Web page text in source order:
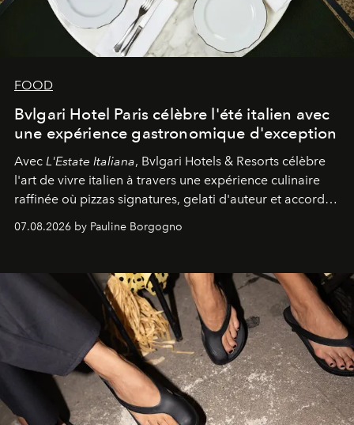
FOOD
Bvlgari Hotel Paris célèbre l'été italien avec
une expérience gastronomique d'exception
Avec L'Estate Italiana, Bvlgari Hotels & Resorts célèbre
l'art de vivre italien à travers une expérience culinaire
raffinée où pizzas signatures, gelati d'auteur et accords
07.08.2026 by Pauline Borgogno